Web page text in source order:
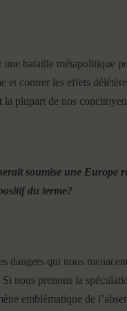
une bataille métapolitique
et contrer les effets
la plupart de nos
soumise une Europe
du terme?
dangers qui nous
nous prenons la
emblématique de